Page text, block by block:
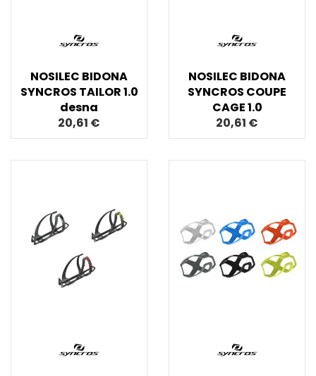
NOSILEC BIDONA
SYNCROS TAILOR 1.0
desna
20,61 €
NOSILEC BIDONA
SYNCROS COUPE
CAGE 1.0
20,61 €